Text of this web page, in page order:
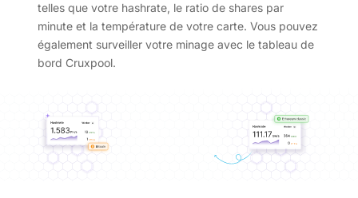
telles que votre hashrate, le ratio de shares par
minute et la température de votre carte. Vous pouvez
également surveiller votre minage avec le tableau de
bord Cruxpool.